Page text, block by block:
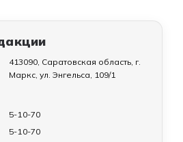
413090, Саратовская область, г.
Маркс, ул. Энгельса, 109/1
5-10-70
5-10-70